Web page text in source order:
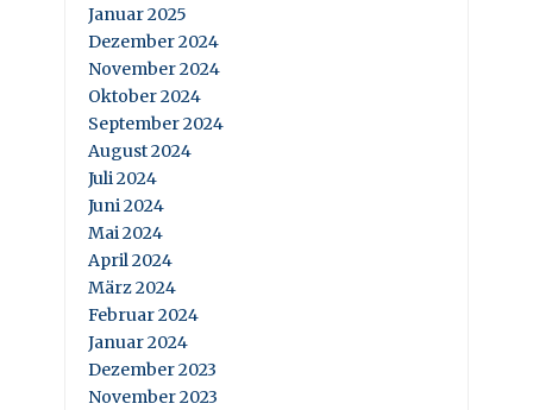
Januar 2025
Dezember 2024
November 2024
Oktober 2024
September 2024
August 2024
Juli 2024
Juni 2024
Mai 2024
April 2024
März 2024
Februar 2024
Januar 2024
Dezember 2023
November 2023